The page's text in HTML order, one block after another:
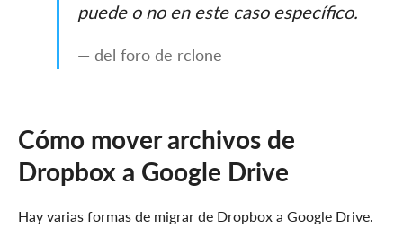
puede o no en este caso específico.
— del foro de rclone
Cómo mover archivos de
Dropbox a Google Drive
Hay varias formas de migrar de Dropbox a Google Drive.